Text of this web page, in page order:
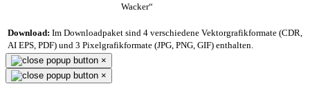
Wacker“
Download: Im Downloadpaket sind 4 verschiedene Vektorgrafikformate (CDR,
AI EPS, PDF) und 3 Pixelgrafikformate (JPG, PNG, GIF) enthalten.
×
×